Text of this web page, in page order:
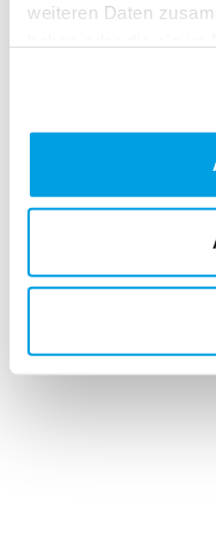
weiteren Daten